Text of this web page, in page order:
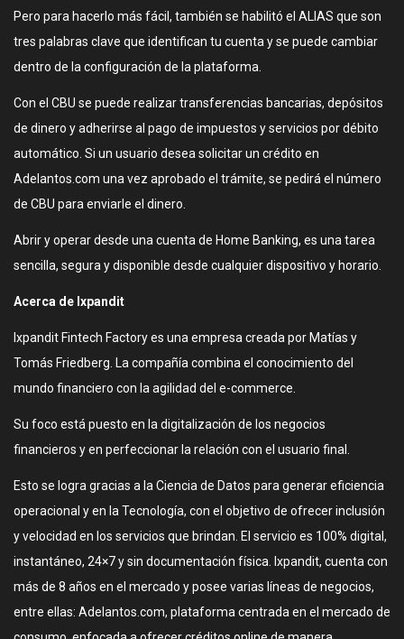
Pero para hacerlo más fácil, también se habilitó el ALIAS que son
tres palabras clave que identifican tu cuenta y se puede cambiar
dentro de la configuración de la plataforma.
Con el CBU se puede realizar transferencias bancarias, depósitos
de dinero y adherirse al pago de impuestos y servicios por débito
automático. Si un usuario desea solicitar un crédito en
Adelantos.com una vez aprobado el trámite, se pedirá el número
de CBU para enviarle el dinero.
Abrir y operar desde una cuenta de Home Banking, es una tarea
sencilla, segura y disponible desde cualquier dispositivo y horario.
Acerca de Ixpandit
Ixpandit Fintech Factory es una empresa creada por Matías y
Tomás Friedberg. La compañía combina el conocimiento del
mundo financiero con la agilidad del e-commerce.
Su foco está puesto en la digitalización de los negocios
financieros y en perfeccionar la relación con el usuario final.
Esto se logra gracias a la Ciencia de Datos para generar eficiencia
operacional y en la Tecnología, con el objetivo de ofrecer inclusión
y velocidad en los servicios que brindan. El servicio es 100% digital,
instantáneo, 24×7 y sin documentación física. Ixpandit, cuenta con
más de 8 años en el mercado y posee varias líneas de negocios,
entre ellas: Adelantos.com, plataforma centrada en el mercado de